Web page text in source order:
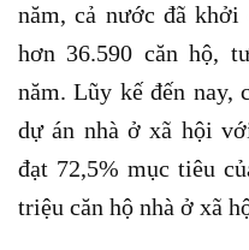
năm, cả nước đã
hơn 36.590 căn hộ,
năm. Lũy kế đến nay,
dự án nhà ở xã hội
đạt 72,5% mục tiêu
triệu căn hộ nhà ở xã